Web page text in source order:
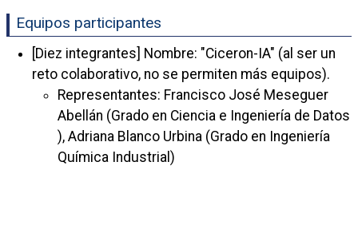
Equipos participantes
[Diez integrantes] Nombre: "Ciceron-IA" (al ser un
reto colaborativo, no se permiten más equipos).
Representantes: Francisco José Meseguer
Abellán (Grado en Ciencia e Ingeniería de Datos
), Adriana Blanco Urbina (Grado en Ingeniería
Química Industrial)